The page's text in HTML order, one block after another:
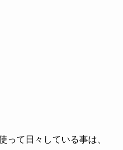
って日々している事は、